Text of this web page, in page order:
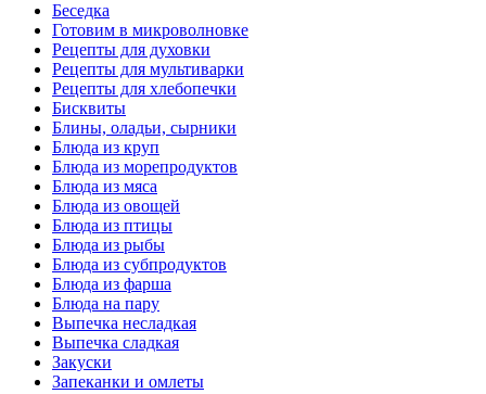
Беседка
Готовим в микроволновке
Рецепты для духовки
Рецепты для мультиварки
Рецепты для хлебопечки
Бисквиты
Блины, оладьи, сырники
Блюда из круп
Блюда из морепродуктов
Блюда из мяса
Блюда из овощей
Блюда из птицы
Блюда из рыбы
Блюда из субпродуктов
Блюда из фарша
Блюда на пару
Выпечка несладкая
Выпечка сладкая
Закуски
Запеканки и омлеты